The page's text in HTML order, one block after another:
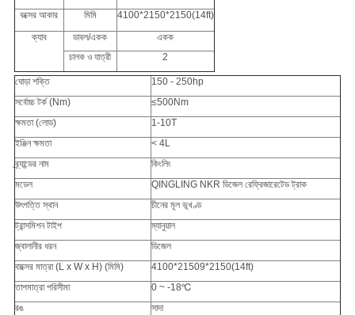
বক্সের আকার
মিমি
4100*2150*2150(14ft)
ক্যাব
ডাবল/একক
একক
চালক ও যাত্রী
2
ঘোড়া শক্তি
150 - 250hp
সর্বোচ্চ টর্ক (Nm)
≤500Nm
ক্ষমতা (লোড)
1-10T
ইঞ্জিন ক্ষমতা
< 4L
ব্র্যান্ডের নাম
কিংলিং
মডেল
QINGLING NKR ডিজেল রেফ্রিজারেটেড ট্রাক
উৎপত্তি স্থান
চীনের মূল ভূখণ্ড
ট্রান্সমিশন টাইপ
ম্যানুয়াল
জ্বালানীর ধরন
ডিজেল
বাক্সের মাত্রা (L x W x H) (মিমি)
4100*21509*2150(14ft)
তাপমাত্রা পরিসীমা
0 ~ -18℃
রঙ
সাদা